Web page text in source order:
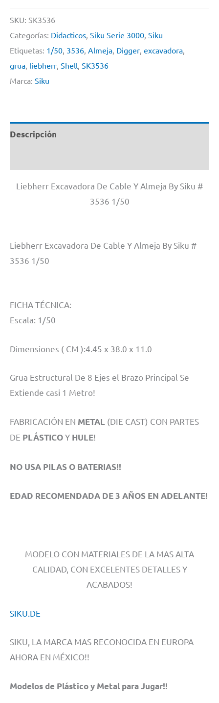
SKU: SK3536
Categorías: Didacticos, Siku Serie 3000, Siku
Etiquetas: 1/50, 3536, Almeja, Digger, excavadora,
grua, liebherr, Shell, SK3536
Marca: Siku
Descripción
Liebherr Excavadora De Cable Y Almeja By Siku #
3536 1/50
Liebherr Excavadora De Cable Y Almeja By Siku #
3536 1/50
FICHA TÉCNICA:
Escala: 1/50
Dimensiones ( CM ):4.45 x 38.0 x 11.0
Grua Estructural De 8 Ejes el Brazo Principal Se
Extiende casi 1 Metro!
FABRICACIÓN EN METAL (DIE CAST) CON PARTES
DE PLÁSTICOY HULE!
NO USA PILAS O BATERIAS!!
EDAD RECOMENDADA DE 3 AÑOS EN ADELANTE!
MODELO CON MATERIALES DE LA MAS ALTA
CALIDAD, CON EXCELENTES DETALLES Y
ACABADOS!
SIKU.DE
SIKU, LA MARCA MAS RECONOCIDA EN EUROPA
AHORA EN MÉXICO!!
Modelos de Plástico y Metal para Jugar!!